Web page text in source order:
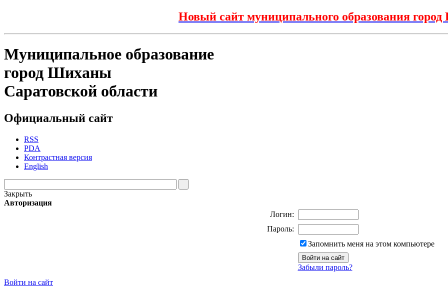
Новый сайт муниципального образования
Муниципальное образование
город Шиханы
Саратовской области
Официальный сайт
RSS
PDA
Контрастная версия
English
Закрыть
Авторизация
Логин:
Пароль:
Запомнить меня на этом компьютере
Забыли пароль?
Войти на сайт